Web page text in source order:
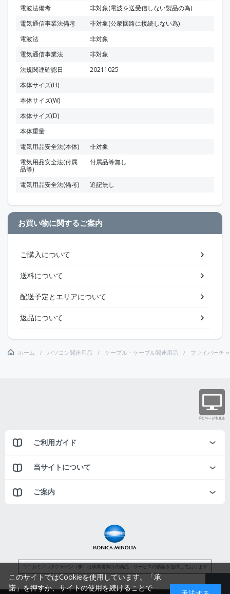
電波法備考
非対象(電波を送受信しない製品の為)
電気通信事業法備考
非対象(公衆回路に接続しない為)
電波法
非対象
電気通信事業法
非対象
法規関連確認日
20211025
本体サイズ(H)
本体サイズ(W)
本体サイズ(D)
本体重量
電気用品安全法(本体)
非対象
電気用品安全法(付属
品等)
付属品等無し
電気用品安全法(備考) 追記無し
お買い物に関するご案内
ご購入について
送料について
配送予定とエリアについて
返品について
ホーム パソコン関連用品 ケーブル・ケーブル関連用品 ファイバーチ
ご利用ガイド
当サイトについて
ご案内
コニカミノルタジャパン（株）は事業者向けの商品・サービスの情報を提供しております
このサイトではCookieを使用しています。「承
諾」を押すか、サイトの使用を続けることで